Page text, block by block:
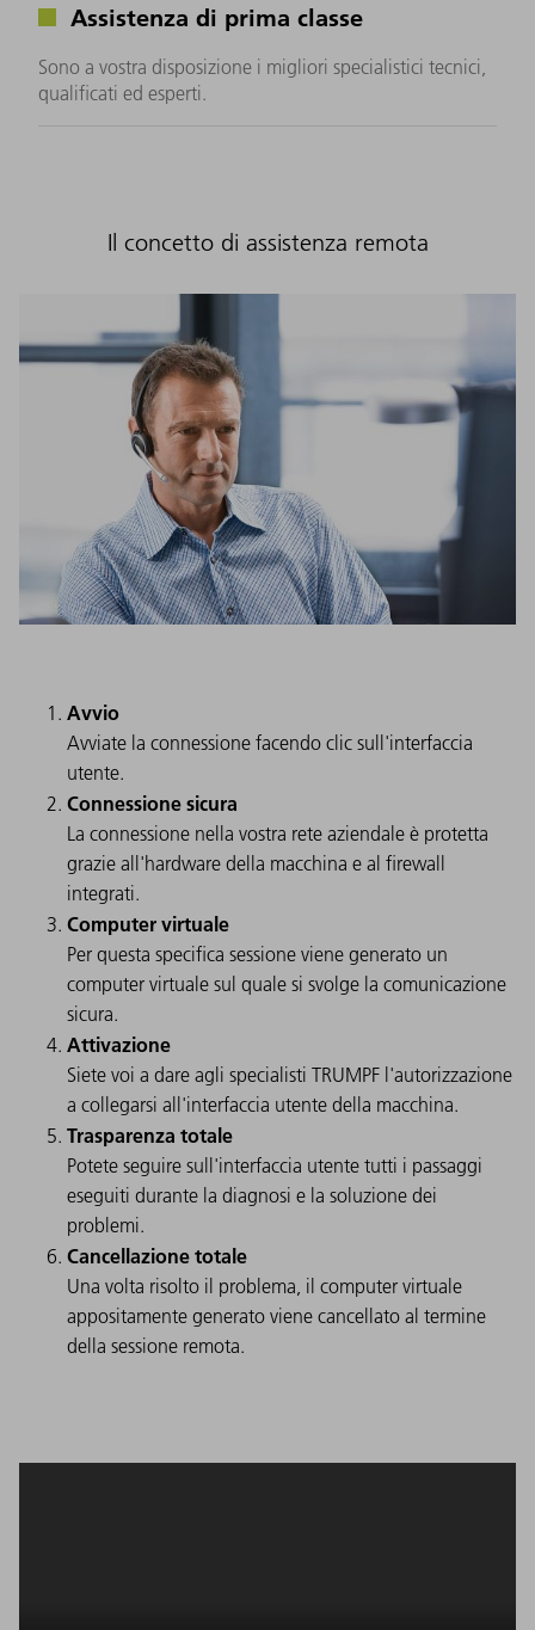
Assistenza di prima classe
Sono a vostra disposizione i migliori specialistici tecnici,
qualificati ed esperti.
Il concetto di assistenza remota
Avvio
Avviate la connessione facendo clic sull'interfaccia
utente.
Connessione sicura
La connessione nella vostra rete aziendale è protetta
grazie all'hardware della macchina e al firewall
integrati.
Computer virtuale
Per questa specifica sessione viene generato un
computer virtuale sul quale si svolge la comunicazione
sicura.
Attivazione
Siete voi a dare agli specialisti TRUMPF l'autorizzazione
a collegarsi all'interfaccia utente della macchina.
Trasparenza totale
Potete seguire sull'interfaccia utente tutti i passaggi
eseguiti durante la diagnosi e la soluzione dei
problemi.
Cancellazione totale
Una volta risolto il problema, il computer virtuale
appositamente generato viene cancellato al termine
della sessione remota.